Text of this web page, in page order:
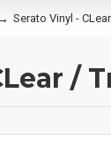
Serato Vinyl -
/